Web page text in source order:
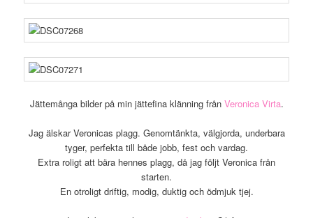
Jättemånga bilder på min jättefina klänning från Veronica Virta.
Jag älskar Veronicas plagg. Genomtänkta, välgjorda, underbara
tyger, perfekta till både jobb, fest och vardag.
Extra roligt att bära hennes plagg, då jag följt Veronica från
starten.
En otroligt driftig, modig, duktig och ödmjuk tjej.